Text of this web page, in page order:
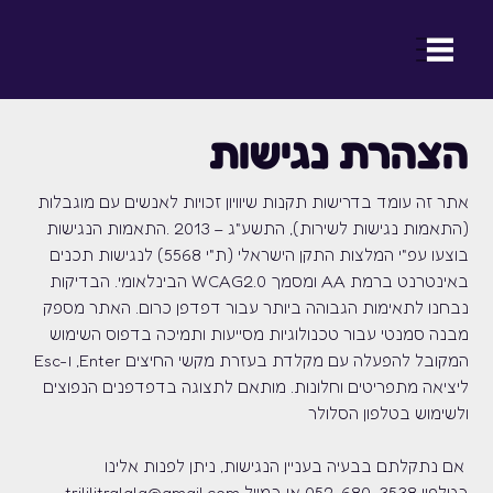
הצהרת נגישות
אתר זה עומד בדרישות תקנות שיוויון זכויות לאנשים עם מוגבלות
(התאמות נגישות לשירות), התשע"ג – 2013 .התאמות הנגישות
בוצעו עפ"י המלצות התקן הישראלי (ת"י 5568) לנגישות תכנים
באינטרנט ברמת AA ומסמך 0.WCAG2 הבינלאומי. הבדיקות
נבחנו לתאימות הגבוהה ביותר עבור דפדפן כרום. האתר מספק
מבנה סמנטי עבור טכנולוגיות מסייעות ותמיכה בדפוס השימוש
המקובל להפעלה עם מקלדת בעזרת מקשי החיצים Enter, ו-Esc
ליציאה מתפריטים וחלונות. מותאם לתצוגה בדפדפנים הנפוצים
ולשימוש בטלפון הסלולר
אם נתקלתם בבעיה בעניין הנגישות, ניתן לפנות אלינו